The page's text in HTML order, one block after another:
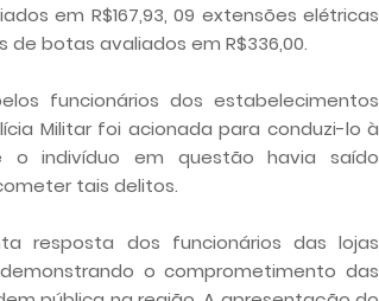
em R$167,93, 09 extensões elétricas
de botas avaliados em R$336,00.
funcionários dos estabelecimentos
Militar foi acionada para conduzi-lo à
o indivíduo em questão havia saído
tais delitos.
resposta dos funcionários das lojas
o comprometimento das